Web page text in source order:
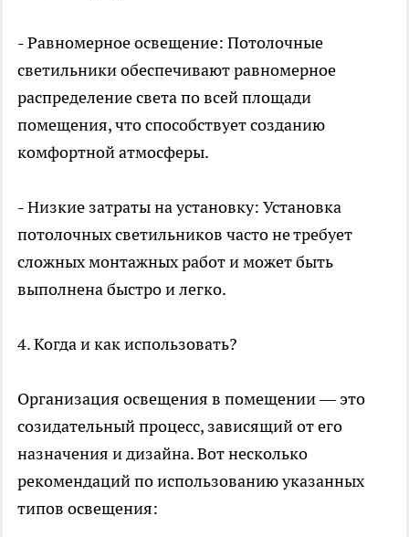
- Равномерное освещение: Потолочные
светильники обеспечивают равномерное
распределение света по всей площади
помещения, что способствует созданию
комфортной атмосферы.
- Низкие затраты на установку: Установка
потолочных светильников часто не требует
сложных монтажных работ и может быть
выполнена быстро и легко.
4. Когда и как использовать?
Организация освещения в помещении — это
созидательный процесс, зависящий от его
назначения и дизайна. Вот несколько
рекомендаций по использованию указанных
типов освещения: